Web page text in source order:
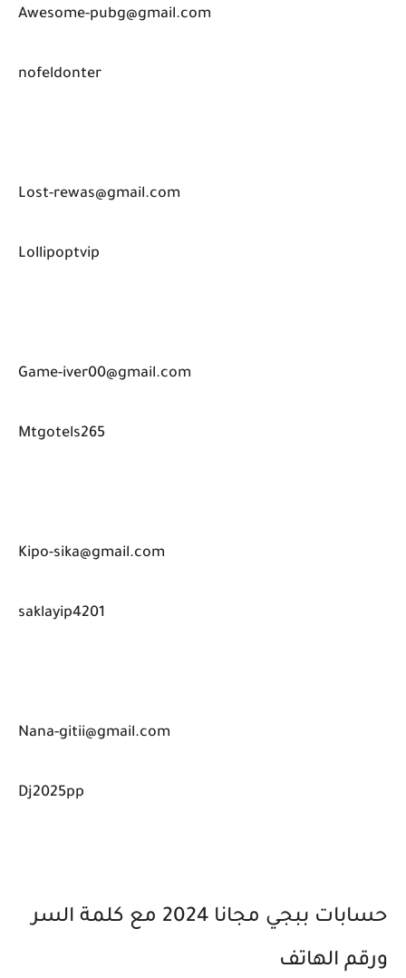
Awesome-pubg@gmail.com
nofeldonter
Lost-rewas@gmail.com
Lollipoptvip
Game-iver00@gmail.com
Mtgotels265
Kipo-sika@gmail.com
saklayip4201
Nana-gitii@gmail.com
Dj2025pp
حسابات ببجي مجانا 2024 مع كلمة السر
ورقم الهاتف